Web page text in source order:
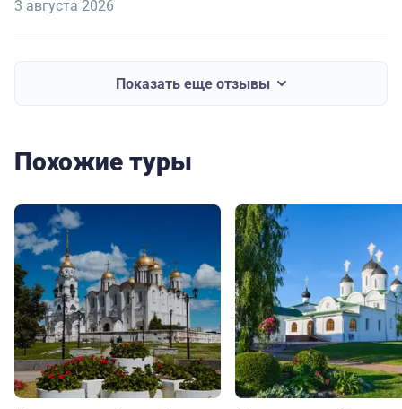
3 августа 2026
Показать еще отзывы
Похожие туры